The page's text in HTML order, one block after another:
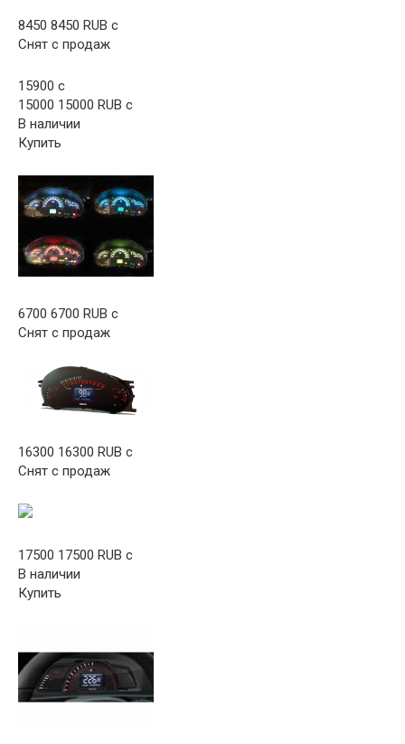
8450 8450 RUB c
Снят с продаж
15900 c
15000 15000 RUB c
В наличии
Купить
6700 6700 RUB c
Снят с продаж
16300 16300 RUB c
Снят с продаж
17500 17500 RUB c
В наличии
Купить